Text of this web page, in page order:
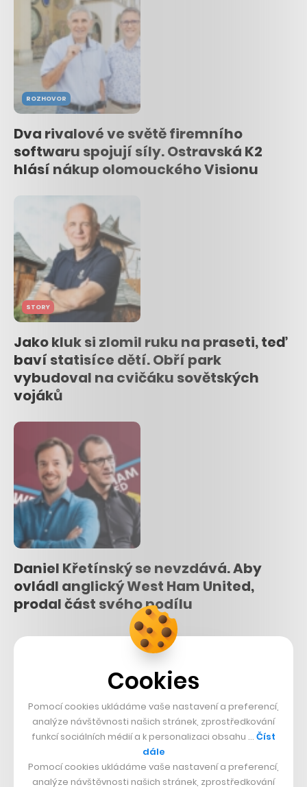
ROZHOVOR
Dva rivalové ve světě firemního
softwaru spojují síly. Ostravská K2
hlásí nákup olomouckého Visionu
STORY
Jako kluk si zlomil ruku na praseti, teď
baví statisíce dětí. Obří park
vybudoval na cvičáku sovětských
vojáků
Daniel Křetínský se nevzdává. Aby
ovládl anglický West Ham United,
prodal část svého podílu
Přišel o dvě třetiny portfolia. O týden později údajný AI génius
znovu investuje stovky milionů dolarů
GOOD GAME
Zlatý důl, ve kterém nikdo netěží. Na legendární videohře
Cookies
Pomocí cookies ukládáme vaše nastavení a preferencí,
analýze návštěvnosti našich stránek, zprostředkování
funkcí sociálních médií a k personalizaci obsahu … Číst
dále
Pomocí cookies ukládáme vaše nastavení a preferencí,
analýze návštěvnosti našich stránek, zprostředkování